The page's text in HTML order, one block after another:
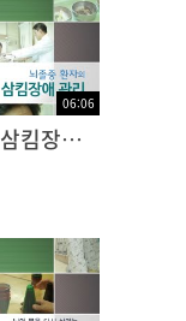
06:06
뇌졸중환자의 삼킴장애, 이렇게 운동하세요!